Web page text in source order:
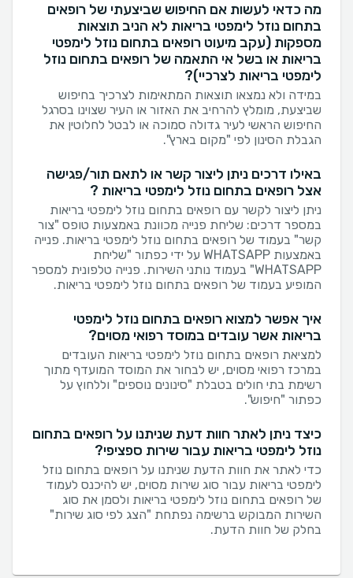
מה כדאי לעשות אם החיפוש שביצעתי של רופאים
בתחום נוזל לימפטי בריאות לא הניב תוצאות
מספקות (עקב מיעוט רופאים בתחום נוזל לימפטי
בריאות או בשל אי התאמה של רופאים בתחום נוזל
לימפטי בריאות לצרכיי)?
במידה ולא נמצאו תוצאות המתאימות לצרכיך בחיפוש
שביצעת, מומלץ להרחיב את האזור או העיר שצוינו בסרגל
החיפוש הראשי לעיר גדולה סמוכה או לבטל לחלוטין את
הגבלת הסינון לפי "מקום בארץ".
באילו דרכים ניתן ליצור קשר או לתאם תור/פגישה
אצל רופאים בתחום נוזל לימפטי בריאות ?
ניתן ליצור לקשר עם רופאים בתחום נוזל לימפטי בריאות
במספר דרכים: שליחת פנייה מכוונת באמצעות טופס "צור
קשר" בעמוד של רופאים בתחום נוזל לימפטי בריאות. פנייה
באמצעות WHATSAPP על ידי כפתור "שליחת
WHATSAPP" בעמוד נותני השירות. פנייה טלפונית למספר
המופיע בעמוד של רופאים בתחום נוזל לימפטי בריאות.
איך אפשר למצוא רופאים בתחום נוזל לימפטי
בריאות אשר עובדים במוסד רפואי מסוים?
למציאת רופאים בתחום נוזל לימפטי בריאות העובדים
במרכז רפואי מסוים, יש לבחור את המוסד המועדף מתוך
רשימת בתי חולים בטבלת "סינונים נוספים" וללחוץ על
כפתור "חיפוש".
כיצד ניתן לאתר חוות דעת שניתנו על רופאים בתחום
נוזל לימפטי בריאות עבור שירות ספציפי?
כדי לאתר את חוות הדעת שניתנו על רופאים בתחום נוזל
לימפטי בריאות עבור סוג שירות מסוים, יש להיכנס לעמוד
של רופאים בתחום נוזל לימפטי בריאות ולסמן את סוג
השירות המבוקש ברשימה נפתחת "הצג לפי סוג שירות"
בחלק של חוות הדעת.